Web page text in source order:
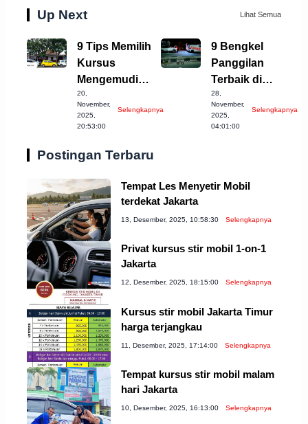
Up Next Lihat Semua
9 Tips Memilih
Kursus
Mengemudi
Terbaik di
Bandung
20,
November,
2025,
20:53:00
Selengkapnya
9 Bengkel
Panggilan
Terbaik di
Kabupaten
Semarang, Cek
Sekarang!
28,
November,
2025,
04:01:00
Selengkapnya
Postingan Terbaru
Tempat Les Menyetir Mobil
terdekat Jakarta
13, Desember, 2025, 10:58:30 Selengkapnya
Privat kursus stir mobil 1-on-1
Jakarta
12, Desember, 2025, 18:15:00 Selengkapnya
Kursus stir mobil Jakarta Timur
harga terjangkau
11, Desember, 2025, 17:14:00 Selengkapnya
Tempat kursus stir mobil malam
hari Jakarta
10, Desember, 2025, 16:13:00 Selengkapnya